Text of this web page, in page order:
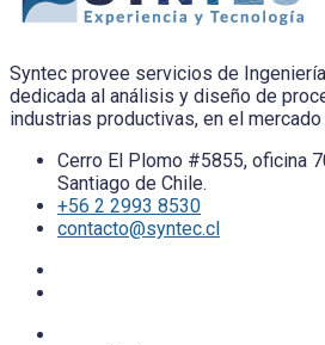
Syntec provee servicios de
dedicada al análisis y diseño de
industrias productivas, en el
Cerro El Plomo #5855, oficina
Santiago de Chile.
+56 2 2993 8530
contacto@syntec.cl